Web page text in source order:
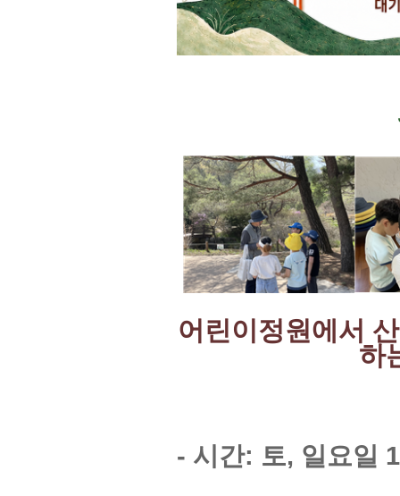
어린이정원에서
하
- 시간: 토, 일요일